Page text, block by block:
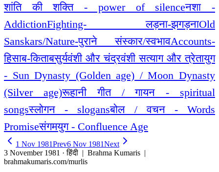
शांति की शक्ति - power of silenceनशा -
AddictionFighting- लड़ना-झगड़नाOld
Sanskars/Nature-पुराने संस्कार/स्वभावAccounts-
हिसाब-किताबसुर्यवंशी और चंद्रवंशी सत्याग और त्रेतायुग
- Sun Dynasty (Golden age) / Moon Dynasty
(Silver age)रूहानी गीत / गायन - spiritual
songsस्लोगन - slogansबोल / वचन - Words
Promiseसंगमयुग - Confluence Age
1 Nov 1981Prev6 Nov 1981Next
3 November 1981 · हिंदी | Brahma Kumaris |
brahmakumaris.com/murlis